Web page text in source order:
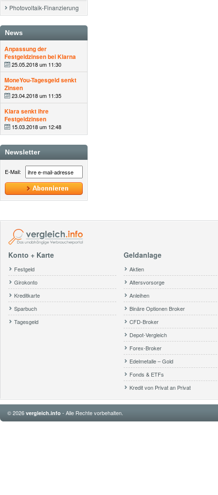
Photovoltaik-Finanzierung
News
Anpassung der
Festgeldzinsen bei Klarna
25.05.2018 um 11:30
MoneYou-Tagesgeld senkt
Zinsen
23.04.2018 um 11:35
Klara senkt ihre
Festgeldzinsen
15.03.2018 um 12:48
Newsletter
E-Mail:
Konto + Karte
Festgeld
Girokonto
Kreditkarte
Sparbuch
Tagesgeld
Geldanlage
Aktien
Altersvorsorge
Anleihen
Binäre Optionen Broker
CFD-Broker
Depot-Vergleich
Forex-Broker
Edelmetalle – Gold
Fonds & ETFs
Kredit von Privat an Privat
© 2026 vergleich.info - Alle Rechte vorbehalten.